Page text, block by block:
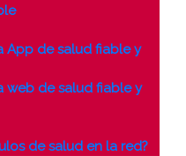
App de salud fiable y
web de salud fiable y
de salud en la red?